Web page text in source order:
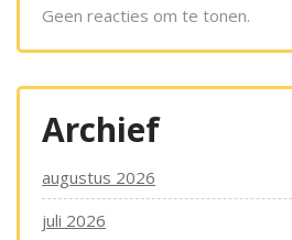
Geen reacties om te tonen.
Archief
augustus 2026
juli 2026